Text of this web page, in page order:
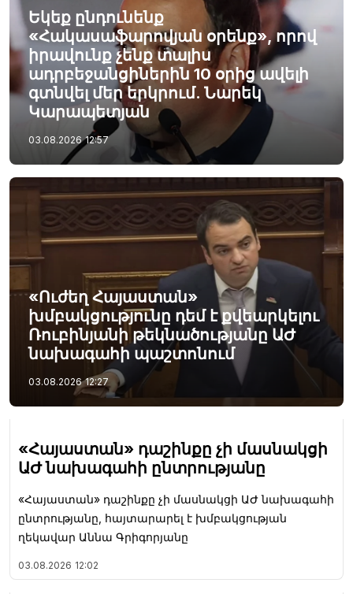
Եկեք ընդունենք
«Հակասաֆարովյան օրենք», որով
իրավունք չենք տալիս
ադրբեջանցիներին 10 օրից ավելի
գտնվել մեր երկրում. Նարեկ
Կարապետյան
03.08.2026 12:57
«Ուժեղ Հայաստան»
խմբակցությունը դեմ է քվեարկելու
Ռուբինյանի թեկնածությանը ԱԺ
նախագահի պաշտոնում
03.08.2026 12:27
«Հայաստան» դաշինքը չի մասնակցի
ԱԺ նախագահի ընտրությանը
«Հայաստան» դաշինքը չի մասնակցի ԱԺ նախագահի
ընտրությանը, հայտարարել է խմբակցության
ղեկավար Աննա Գրիգորյանը
03.08.2026 12:02